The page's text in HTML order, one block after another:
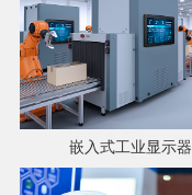
嵌入式工业显示器